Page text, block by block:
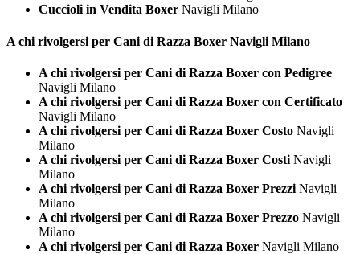
Cuccioli in Vendita Boxer Navigli Milano
A chi rivolgersi per Cani di Razza Boxer Navigli Milano
A chi rivolgersi per Cani di Razza Boxer con Pedigree
Navigli Milano
A chi rivolgersi per Cani di Razza Boxer con Certificato
Navigli Milano
A chi rivolgersi per Cani di Razza Boxer Costo Navigli
Milano
A chi rivolgersi per Cani di Razza Boxer Costi Navigli
Milano
A chi rivolgersi per Cani di Razza Boxer Prezzi Navigli
Milano
A chi rivolgersi per Cani di Razza Boxer Prezzo Navigli
Milano
A chi rivolgersi per Cani di Razza Boxer Navigli Milano